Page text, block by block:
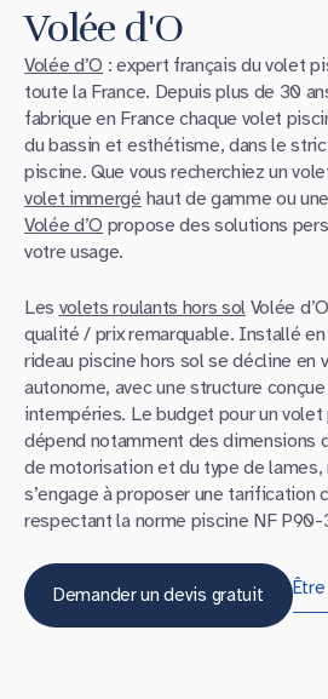
Volée d'O
Volée d’O : expert français du volet
toute la France. Depuis plus de 30
fabrique en France chaque volet
du bassin et esthétisme, dans le
piscine. Que vous recherchiez un
volet immergé haut de gamme ou
Volée d’O propose des solutions
votre usage.
Les volets roulants hors sol Volée
qualité / prix remarquable. Installé
rideau piscine hors sol se décline en
autonome, avec une structure
intempéries. Le budget pour un
dépend notamment des dimensions
de motorisation et du type de lames,
s’engage à proposer une tarification
respectant la norme piscine NF
Demander un devis gratuit